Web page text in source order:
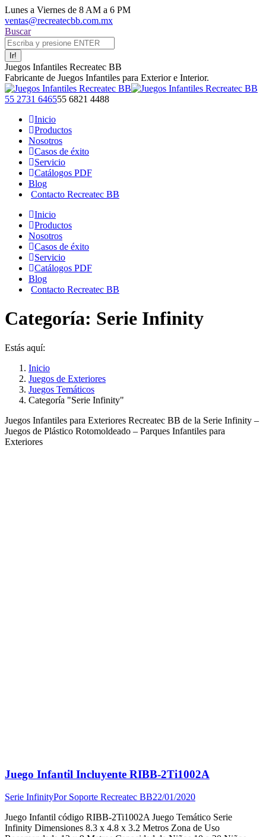
Saltar
al
contenido
Lunes a Viernes de 8 AM a 6 PM
ventas@recreatecbb.com.mx
Buscar:
Buscar
Juegos Infantiles Recreatec BB
Fabricante de Juegos Infantiles para Exterior e Interior.
Facebook
opens
new
window
X
opens
new
window
Instagram
opens
new
window
YouTube
opens
new
window
55 2731 646555 6821 4488
Inicio
Productos
Nosotros
Casos de éxito
Servicio
Catálogos PDF
Blog
Contacto Recreatec BB
Inicio
Productos
Nosotros
Casos de éxito
Servicio
Catálogos PDF
Blog
Contacto Recreatec BB
Categoría: Serie Infinity
Estás aquí:
Inicio
Juegos de Exteriores
Juegos Temáticos
Categoría "Serie Infinity"
Juegos Infantiles para Exteriores Recreatec BB de la Serie Infinity –
Juegos de Plástico Rotomoldeado – Parques Infantiles para
Exteriores
Juego Infantil Incluyente RIBB-2Ti1002A
Serie InfinityPor Soporte Recreatec BB22/01/2020
Juego Infantil código RIBB-2Ti1002A Juego Temático Serie
Infinity Dimensiones 8.3 x 4.8 x 3.2 Metros Zona de Uso